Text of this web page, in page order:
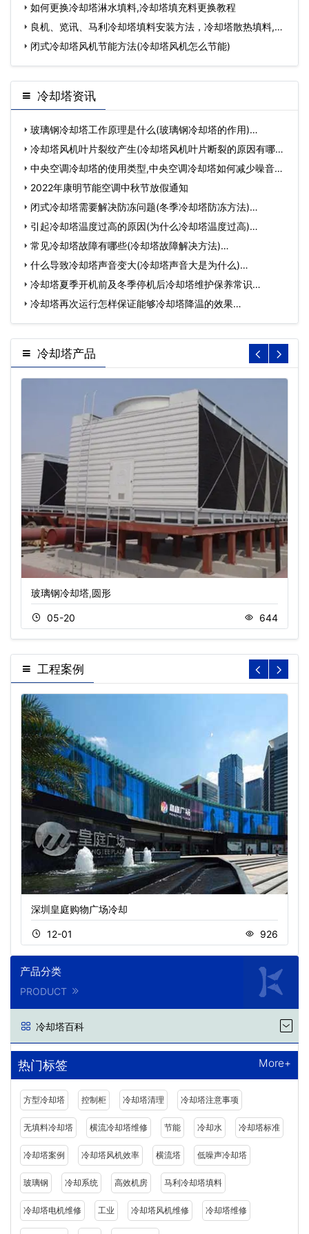
的 如何更换冷却塔淋水填料,冷却塔填充料更换教程
良机、览讯、马利冷却塔填料安装方法，冷却塔散热填料,凉
水塔闭式冷却塔风机节能方法(冷却塔风机怎么节能)
冷却塔资讯
玻璃钢冷却塔工作原理是什么(玻璃钢冷却塔的作用)…
冷却塔风机叶片裂纹产生(冷却塔风机叶片断裂的原因有哪些)
… 中央空调冷却塔的使用类型,中央空调冷却塔如何减少噪音
呢…2022年康明节能空调中秋节放假通知
闭式冷却塔需要解决防冻问题(冬季冷却塔防冻方法)…
引起冷却塔温度过高的原因(为什么冷却塔温度过高)…
常见冷却塔故障有哪些(冷却塔故障解决方法)…
什么导致冷却塔声音变大(冷却塔声音大是为什么)…
冷却塔夏季开机前及冬季停机后冷却塔维护保养常识…
冷却塔再次运行怎样保证能够冷却塔降温的效果…
冷却塔产品
玻璃钢冷却塔,圆形
05-20 644
工程案例
深圳皇庭购物广场冷却
12-01 926
产品分类
PRODUCT
冷却塔百科
热门标签 More+
方型冷却塔 控制柜 冷却塔清理 冷却塔注意事项
无填料冷却塔 横流冷却塔维修 节能 冷却水 冷却塔标准
冷却塔案例 冷却塔风机效率 横流塔 低噪声冷却塔
玻璃钢 冷却系统 高效机房 马利冷却塔填料
冷却塔电机维修 工业 冷却塔风机维修 冷却塔维修